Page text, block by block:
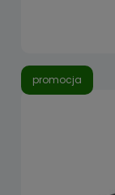
promocja